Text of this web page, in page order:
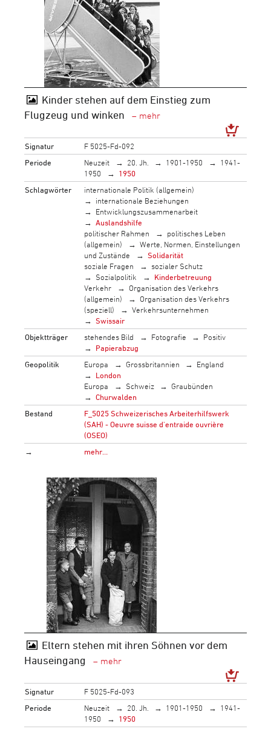
Kinder stehen auf dem Einstieg zum
Flugzeug und winken
Signatur
F 5025-Fd-092
Periode
Neuzeit 20. Jh. 1901-1950
1941-
1950
1950
Schlagwörter
internationale Politik (allgemein)
internationale Beziehungen
Entwicklungszusammenarbeit
Auslandshilfe
politischer Rahmen
politisches Leben
(allgemein)
Werte, Normen, Einstellungen
und Zustände
Solidarität
soziale Fragen
sozialer Schutz
Sozialpolitik
Kinderbetreuung
Verkehr
Organisation des Verkehrs
(allgemein)
Organisation des Verkehrs
(speziell)
Verkehrsunternehmen
Swissair
Objektträger
stehendes Bild Fotografie
Positiv
Papierabzug
Geopolitik
Europa Grossbritannien
England
London
Europa
Schweiz
Graubünden
Churwalden
Bestand
F_5025 Schweizerisches Arbeiterhilfswerk
(SAH) - Oeuvre suisse d'entraide ouvrière
(OSEO)
→
mehr…
Eltern stehen mit ihren Söhnen vor dem
Hauseingang
Signatur
F 5025-Fd-093
Periode
Neuzeit 20. Jh. 1901-1950
1941-
1950
1950